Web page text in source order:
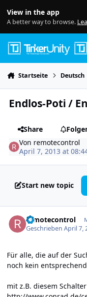
View in the app
A better way to browse.
Startseite Deutsch
Endlos-Poti /
Share
Von remotecontrol
April 7, 2013 at
Start new topic
remotecontrol
GeschriebenApril 7,
Für alle, die auf der
noch kein
mit z.B. diesem Schalter